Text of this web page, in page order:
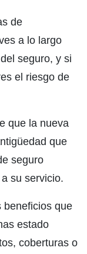
de
a lo largo
seguro, y si
el riesgo de
que la nueva
que
seguro
su servicio.
beneficios que
estado
coberturas o